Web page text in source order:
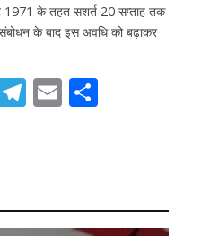
1971 के तहत सशर्त 20 सप्ताह तक
के बाद इस अवधि को बढ़ाकर
T
a
E S